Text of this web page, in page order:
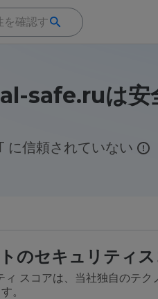
safe.ruは安
に信頼されていない
のセキュリティ
ィ スコアは、当社独自のテ
。